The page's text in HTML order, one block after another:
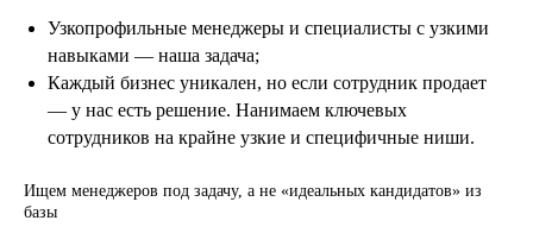
Узкопрофильные менеджеры и специалисты с узкими
навыками — наша задача;
Каждый бизнес уникален, но если сотрудник продает
— у нас есть решение. Нанимаем ключевых
сотрудников на крайне узкие и специфичные ниши.
Ищем менеджеров под задачу, а не «идеальных кандидатов» из
базы